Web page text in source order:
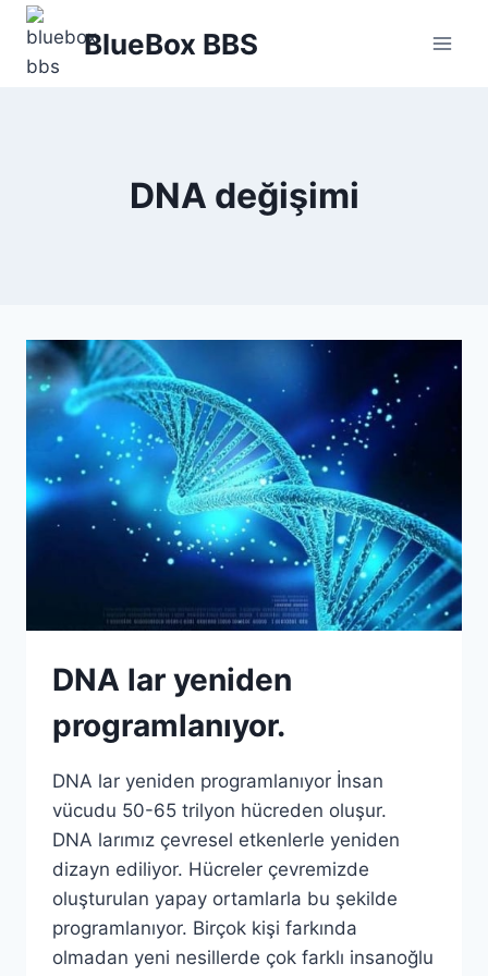
Skip
content
BlueBox BBS
DNA değişimi
DNA lar yeniden
programlanıyor.
DNA lar yeniden programlanıyor İnsan
vücudu 50-65 trilyon hücreden oluşur.
DNA larımız çevresel etkenlerle yeniden
dizayn ediliyor. Hücreler çevremizde
oluşturulan yapay ortamlarla bu şekilde
programlanıyor. Birçok kişi farkında
olmadan yeni nesillerde çok farklı insanoğlu